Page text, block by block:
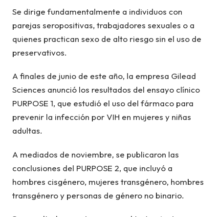
Se dirige fundamentalmente a individuos con
parejas seropositivas, trabajadores sexuales o a
quienes practican sexo de alto riesgo sin el uso de
preservativos.
A finales de junio de este año, la empresa Gilead
Sciences anunció los resultados del ensayo clínico
PURPOSE 1, que estudió el uso del fármaco para
prevenir la infección por VIH en mujeres y niñas
adultas.
A mediados de noviembre, se publicaron las
conclusiones del PURPOSE 2, que incluyó a
hombres cisgénero, mujeres transgénero, hombres
transgénero y personas de género no binario.